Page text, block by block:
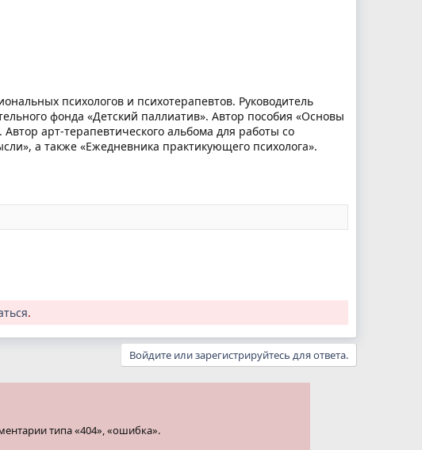
психологов и психотерапевтов. Руководитель
фонда «Детский паллиатив». Автор пособия «Основы
арт-терапевтического альбома для работы со
а также «Ежедневника практикующего психолога».
.
Войдите или зарегистрируйтесь для ответа.
типа «404», «ошибка».